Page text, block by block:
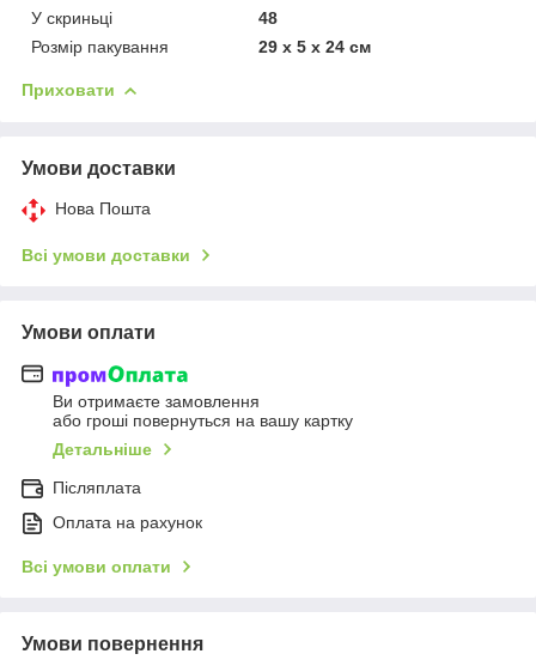
У скриньці
48
Розмір пакування
29 х 5 х 24 см
Приховати
Умови доставки
Нова Пошта
Всі умови доставки
Умови оплати
Ви отримаєте замовлення
або гроші повернуться на вашу картку
Детальніше
Післяплата
Оплата на рахунок
Всі умови оплати
Умови повернення